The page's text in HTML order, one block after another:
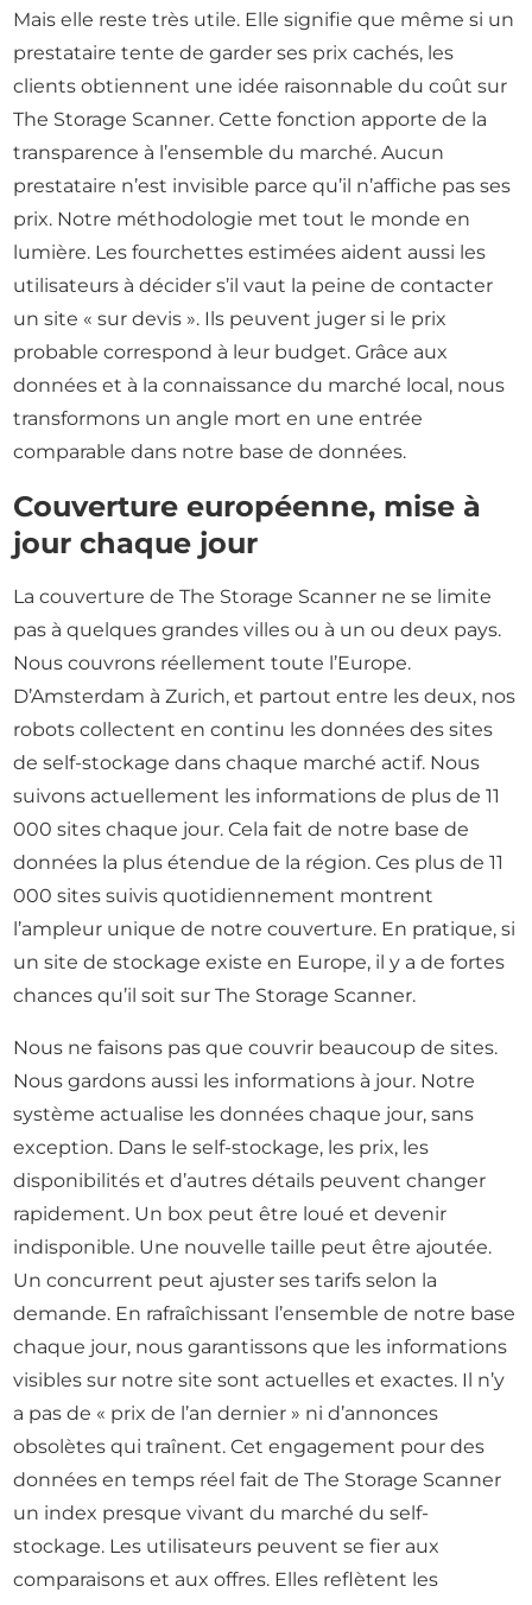
Mais elle reste très utile. Elle signifie que même si un
prestataire tente de garder ses prix cachés, les
clients obtiennent une idée raisonnable du coût sur
The Storage Scanner. Cette fonction apporte de la
transparence à l’ensemble du marché. Aucun
prestataire n’est invisible parce qu’il n’affiche pas ses
prix. Notre méthodologie met tout le monde en
lumière. Les fourchettes estimées aident aussi les
utilisateurs à décider s’il vaut la peine de contacter
un site « sur devis ». Ils peuvent juger si le prix
probable correspond à leur budget. Grâce aux
données et à la connaissance du marché local, nous
transformons un angle mort en une entrée
comparable dans notre base de données.
Couverture européenne, mise à
jour chaque jour
La couverture de The Storage Scanner ne se limite
pas à quelques grandes villes ou à un ou deux pays.
Nous couvrons réellement toute l’Europe.
D’Amsterdam à Zurich, et partout entre les deux, nos
robots collectent en continu les données des sites
de self-stockage dans chaque marché actif. Nous
suivons actuellement les informations de plus de 11
000 sites chaque jour. Cela fait de notre base de
données la plus étendue de la région. Ces plus de 11
000 sites suivis quotidiennement montrent
l’ampleur unique de notre couverture. En pratique, si
un site de stockage existe en Europe, il y a de fortes
chances qu’il soit sur The Storage Scanner.
Nous ne faisons pas que couvrir beaucoup de sites.
Nous gardons aussi les informations à jour. Notre
système actualise les données chaque jour, sans
exception. Dans le self-stockage, les prix, les
disponibilités et d’autres détails peuvent changer
rapidement. Un box peut être loué et devenir
indisponible. Une nouvelle taille peut être ajoutée.
Un concurrent peut ajuster ses tarifs selon la
demande. En rafraîchissant l’ensemble de notre base
chaque jour, nous garantissons que les informations
visibles sur notre site sont actuelles et exactes. Il n’y
a pas de « prix de l’an dernier » ni d’annonces
obsolètes qui traînent. Cet engagement pour des
données en temps réel fait de The Storage Scanner
un index presque vivant du marché du self-
stockage. Les utilisateurs peuvent se fier aux
comparaisons et aux offres. Elles reflètent les